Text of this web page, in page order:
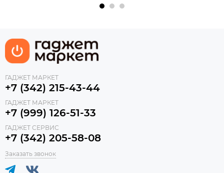
ГАДЖЕТ МАРКЕТ
+7 (342) 215-43-44
ГАДЖЕТ МАРКЕТ
+7 (999) 126-51-33
ГАДЖЕТ СЕРВИС
+7 (342) 205-58-08
Заказать звонок